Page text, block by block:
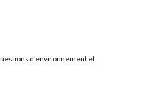
d'environnement et